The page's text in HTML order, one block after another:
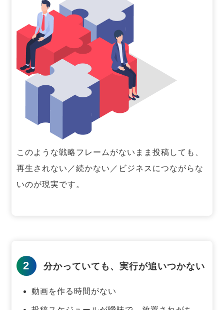
このような戦略フレームがないまま投稿しても、
再生されない／続かない／ビジネスにつながらな
いのが現実です。
2 分かっていても、実行が追いつかない
動画を作る時間がない